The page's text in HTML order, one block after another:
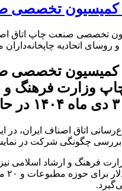
تخصصی
تخصصی صنعت چاپ اتاق
مراکز استان‌ها روز چهارشنبه ۳ دی ماه ۱۴۰۴ در حاشیه
تخصصی
وزارت فرهنگ و
اتاق اصناف ایران،
چگونگی شرکت در